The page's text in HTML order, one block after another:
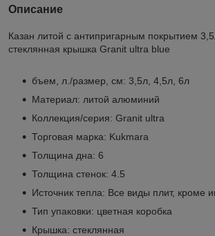
Описание
Казан литой с антипригарным покрытием
стеклянная крышка Granit ultra blue
бъем, л./размер, см: 3,5л, 4,5л, 6л
Материал: литой алюминий
Коллекция/серия: Granit ultra
Торговая марка: Kukmara
Толщина дна: 6
Толщина стенок: 4.5
Источник тепла: Все виды плит, кроме
Тип упаковки: цветная коробка
Крышка: стеклянная